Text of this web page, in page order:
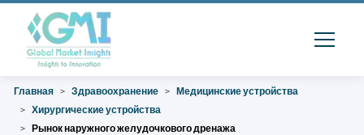
Главная Здравоохранение
Медицинские устройства
Хирургические устройства
Рынок наружного желудочкового дренажа